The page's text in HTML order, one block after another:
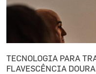
TECNOLOGIA PARA
FLAVESCÊNCIA